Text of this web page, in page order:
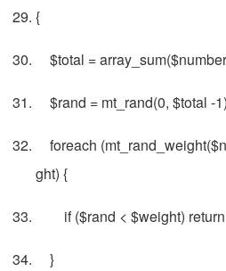
{
$total =
$rand = mt_rand(0, $total -
foreach
ght) {
if ($rand < $weight) return
}